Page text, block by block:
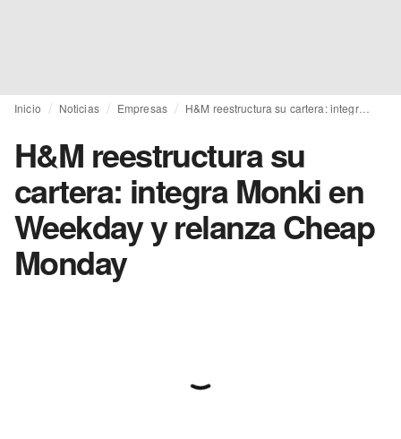
Inicio Noticias Empresas H&M reestructura su cartera: integra Monki en Weekday y relanza Cheap Monday
H&M reestructura su
cartera: integra Monki en
Weekday y relanza Cheap
Monday